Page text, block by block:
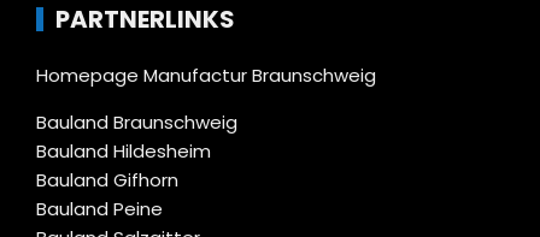
PARTNERLINKS
Homepage Manufactur Braunschweig
Bauland Braunschweig
Bauland Hildesheim
Bauland Gifhorn
Bauland Peine